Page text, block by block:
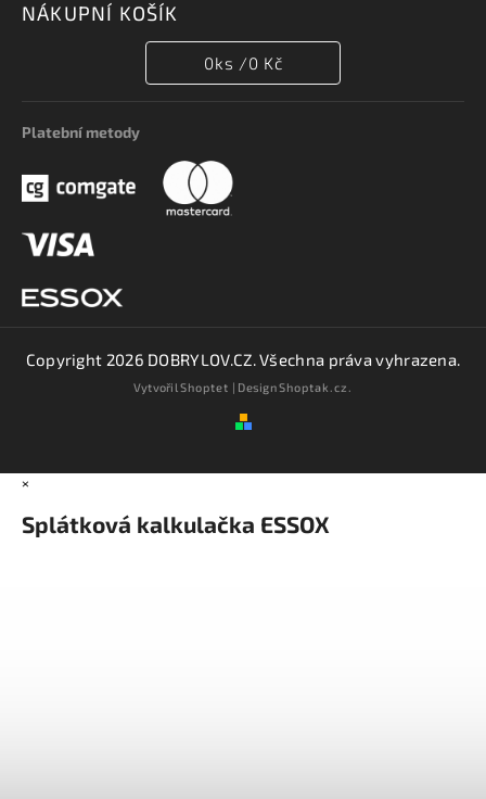
NÁKUPNÍ KOŠÍK
0ks /0 Kč
Platební metody
Copyright 2026 DOBRYLOV.CZ. Všechna práva vyhrazena.
VytvořilShoptet | DesignShoptak.cz.
×
Splátková kalkulačka ESSOX